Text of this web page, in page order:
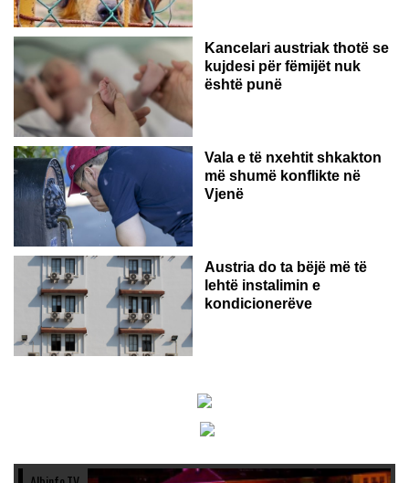
Kancelari austriak thotë se
kujdesi për fëmijët nuk
është punë
Vala e të nxehtit shkakton
më shumë konflikte në
Vjenë
Austria do ta bëjë më të
lehtë instalimin e
kondicionerëve